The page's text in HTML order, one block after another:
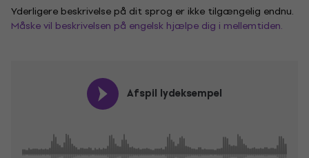
Yderligere beskrivelse på dit sprog er ikke tilgængelig endnu.
Måske vil beskrivelsen på engelsk hjælpe dig i mellemtiden.
Afspil lydeksempel